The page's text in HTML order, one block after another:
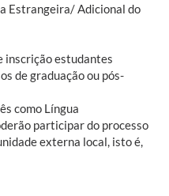
Estrangeira/ Adicional do
inscrição estudantes
de graduação ou pós-
como Língua
participar do processo
externa local, isto é,